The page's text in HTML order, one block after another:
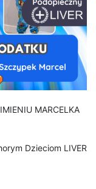
MARCELKA
Dzieciom LIVER